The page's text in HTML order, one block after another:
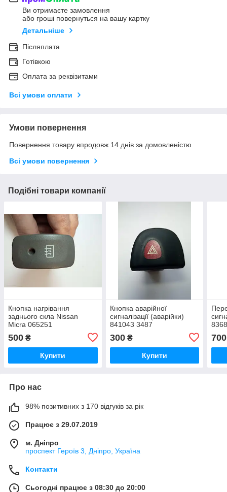
Ви отримаєте замовлення
або гроші повернуться на вашу картку
Детальніше
Післяплата
Готівкою
Оплата за реквізитами
Всі умови оплати
Умови повернення
Повернення товару впродовж 14 днів за домовленістю
Всі умови повернення
Подібні товари компанії
Кнопка нагрівання
заднього скла Nissan
Micra 065251
500 ₴
Купити
Кнопка аварійної
сигналізації (аварійки)
841043 3487
300₴
Купити
700
Про нас
98% позитивних з 170 відгуків за рік
Працює з 29.07.2019
м. Дніпро
проспект Героїв 3, Дніпро, Україна
Контакти
Сьогодні працює з 08:30 до 20:00